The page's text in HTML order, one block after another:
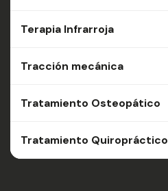
Terapia Infrarroja
Tracción mecánica
Tratamiento Osteopático
Tratamiento Quiropráctico